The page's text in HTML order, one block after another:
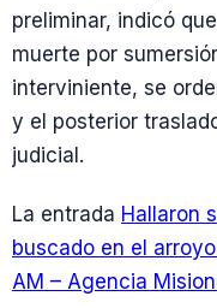
preliminar, indicó
muerte por
interviniente, se
y el posterior
judicial.
La entrada Hallaron
buscado en el
AM – Agencia